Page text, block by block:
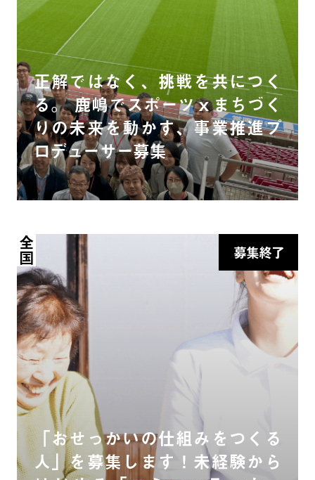
正解ではなく、挑戦を共につく
る。 鹿嶋でスポーツｘまちづく
りの未来を動かす、事業推進プ
ロデューサー募集
募集終了
全国
「おせっかいの仕組みをつくる
人」を募集します！未経験から